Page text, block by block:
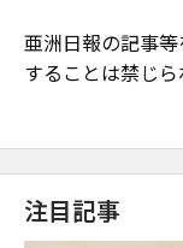
亜洲日報の記事
することは禁じら
注目記事